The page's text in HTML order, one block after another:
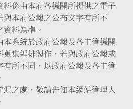
料係由本府各機關所提供之電子
與本府公報之公布文字有所不
料為準。
本系統於政府公報及各主管機關
蒐集編排製作，若與政府公報或
有所不同，以政府公報及各主管
之處，敬請告知本網站管理人